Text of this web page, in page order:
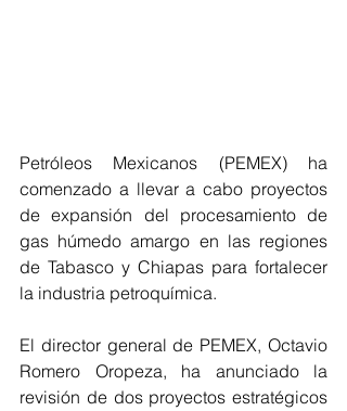
Petróleos Mexicanos (PEMEX) ha
comenzado a llevar a cabo proyectos
de expansión del procesamiento de
gas húmedo amargo en las regiones
de Tabasco y Chiapas para fortalecer
la industria petroquímica.
El director general de PEMEX, Octavio
Romero Oropeza, ha anunciado la
revisión de dos proyectos estratégicos